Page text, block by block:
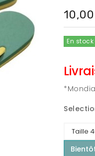
En stock